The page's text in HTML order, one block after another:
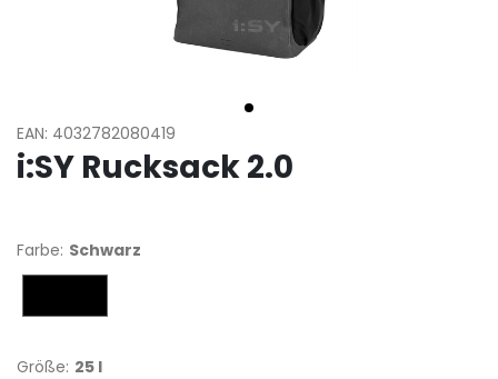
EAN: 4032782080419
i:SY Rucksack 2.0
Farbe: Schwarz
Größe: 25 l